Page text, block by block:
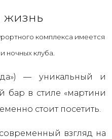
жизнь
комплекса имеется
ночных клуба.
— уникальный и
бар в стиле «мартини
стоит посетить.
взгляд на